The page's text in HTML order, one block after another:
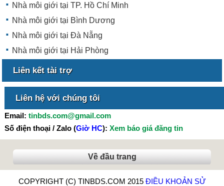
Nhà môi giới tại TP. Hồ Chí Minh
Nhà môi giới tại Bình Dương
Nhà môi giới tại Đà Nẵng
Nhà môi giới tại Hải Phòng
Liên kết tài trợ
Liên hệ với chúng tôi
Email: tinbds.com@gmail.com
Số điện thoại / Zalo (Giờ HC): Xem báo giá đăng tin
Về đầu trang
COPYRIGHT (C) TINBDS.COM 2015 ĐIỀU KHOẢN SỬ